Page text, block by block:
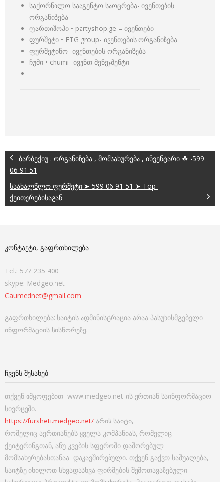
საქორწილო სააგენტო საოცრება- ივენთების
ორგანიზება
ფართიშოპი • partyshop.ge – ივენთები
ფურშეტი • ETG group- ივენთების ორგანიზება
ფურშეტინო- ივენთების ორგანიზება
ჩუმი • chumi- ივენთ მენეჯმენტი
ბარბექიუ . ორგანიზება , მომსახურება , ინვენტარი ☘ -599
06 91 51
საახალწლო ფურშეტი ➤ 599 06 91 51 ➤ Top-
ქეითერებისაგან
ᲙᲝᲜᲢᲐᲥᲢᲘ, ᲒᲐᲤᲠᲗᲮᲘᲚᲔᲑᲐ
Tel.: 577 235 400
skype: Medgeo.net
Caumednet@gmail.com
გაფრთხილება: საიტის ადმინისტრაცია არაა პასუხისმგებელი
ინფორმაციის სისწორეზე.
ᲩᲕᲔᲜᲡ ᲨᲔᲡᲐᲮᲔᲑ
თქვენ იმყოფებით www.medgeo.net-ის ერთიან საინფორმაციო
სივრცეში.
https://fursheti.medgeo.net/ არის საიტი,
რომელიც აერთიანებს ყველა კომპანიას, რომელიც
ქეიტერინგთან, ანუ კვების სფეროში დაშორებულ
მომსახურებასთანაა დაკავშირებული. თქვენ გაქვთ საშუალება,
საიტზე იხილოთ სხვადასხვა ფირმების შემოთავაზებული